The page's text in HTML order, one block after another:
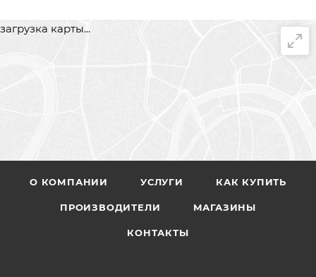
загрузка карты...
О КОМПАНИИ УСЛУГИ КАК КУПИТЬ
ПРОИЗВОДИТЕЛИ МАГАЗИНЫ
КОНТАКТЫ